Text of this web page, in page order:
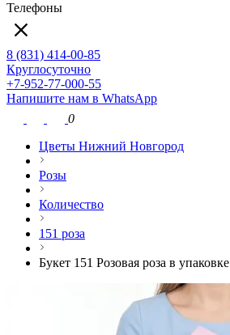
Телефоны
8 (831) 414-00-85
Круглосуточно
+7-952-77-000-55
Напишите нам в WhatsApp
0
Цветы Нижний Новгород
Розы
Количество
151 роза
Букет 151 Розовая роза в упаковке